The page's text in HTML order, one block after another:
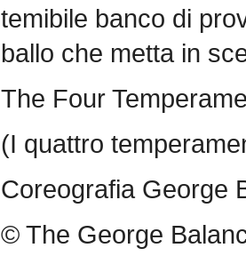
temibile banco di
ballo che metta in
The Four
(I quattro
Coreografia George
© The George